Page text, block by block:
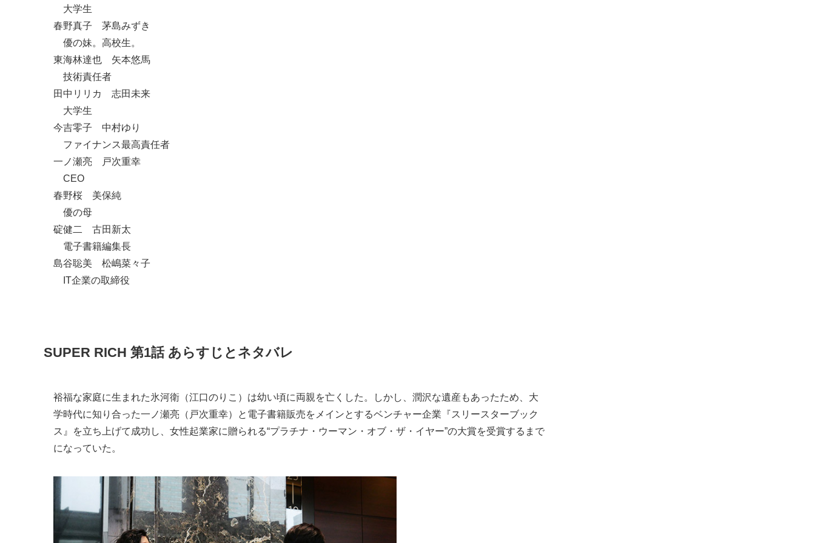
大学生
春野真子 茅島みずき
優の妹。高校生。
東海林達也 矢本悠馬
技術責任者
田中リリカ 志田未来
大学生
今吉零子 中村ゆり
ファイナンス最高責任者
一ノ瀬亮 戸次重幸
CEO
春野桜 美保純
優の母
碇健二 古田新太
電子書籍編集長
島谷聡美 松嶋菜々子
IT企業の取締役
SUPER RICH 第1話 あらすじとネタバレ
裕福な家庭に生まれた氷河衛（江口のりこ）は幼い頃に両親を亡くした。しかし、潤沢な遺産もあったため、大
学時代に知り合った一ノ瀬亮（戸次重幸）と電子書籍販売をメインとするベンチャー企業『スリースターブック
ス』を立ち上げて成功し、女性起業家に贈られる“プラチナ・ウーマン・オブ・ザ・イヤー”の大賞を受賞するまで
になっていた。